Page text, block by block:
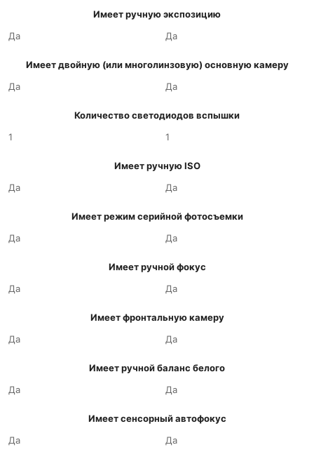
Имеет ручную экспозицию
Да
Да
Имеет двойную (или многолинзовую) основную камеру
Да
Да
Количество светодиодов вспышки
1
1
Имеет ручную ISO
Да
Да
Имеет режим серийной фотосъемки
Да
Да
Имеет ручной фокус
Да
Да
Имеет фронтальную камеру
Да
Да
Имеет ручной баланс белого
Да
Да
Имеет сенсорный автофокус
Да
Да